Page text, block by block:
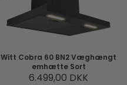
Witt Cobra 60 BN2 Væghængt
emhætte Sort
6.499,00 DKK